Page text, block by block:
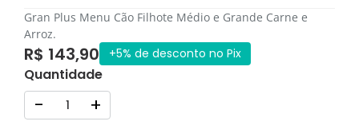
Gran Plus Menu Cão Filhote Médio e Grande Carne e
Arroz.
R$ 143,90 +5% de desconto no Pix
Quantidade
- +